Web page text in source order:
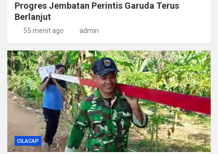
Progres Jembatan Perintis Garuda Terus
Berlanjut
55 menit ago admin
CILACAP